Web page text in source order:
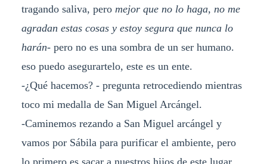
tragando saliva, pero mejor que no lo haga, no me
agradan estas cosas y estoy segura que nunca lo
harán- pero no es una sombra de un ser humano.
eso puedo asegurartelo, este es un ente.
-¿Qué hacemos? - pregunta retrocediendo mientras
toco mi medalla de San Miguel Arcángel.
-Caminemos rezando a San Miguel arcángel y
vamos por Sábila para purificar el ambiente, pero
lo primero es sacar a nuestros hijos de este lugar.